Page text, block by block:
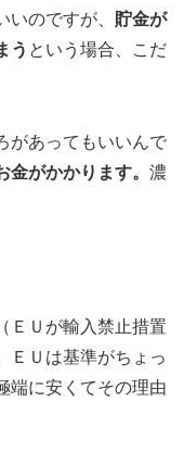
のですが、 貯金が
う という場合、こだ
があってもいいんで
がかかります。 濃
ＥＵが輸入禁止措置
ＥＵは基準がちょっ
端に安くてその理由